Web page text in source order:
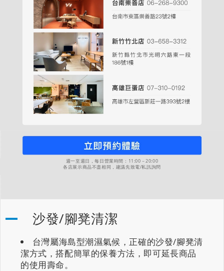
週一至週日，每日營業時間：11:00－20:00
各店展示商品不盡相同，建議先致電/私訊詢問
沙發/腳凳清潔
台灣屬海島型潮濕氣候，正確的沙發/腳凳清
潔方式，搭配簡單的保養方法，即可延長商品
的使用壽命。